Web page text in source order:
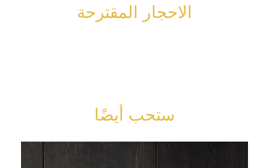
الاحجار المقترحة
ستحب أيضًا